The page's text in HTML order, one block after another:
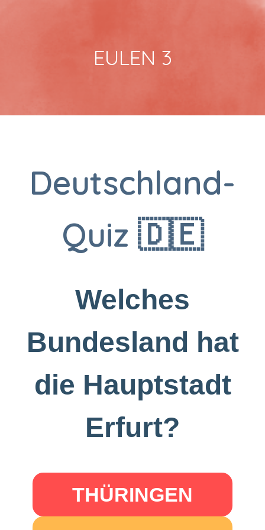
EULEN 3
Deutschland-
Quiz 🇩🇪
Welches
Bundesland hat
die Hauptstadt
Erfurt?
THÜRINGEN